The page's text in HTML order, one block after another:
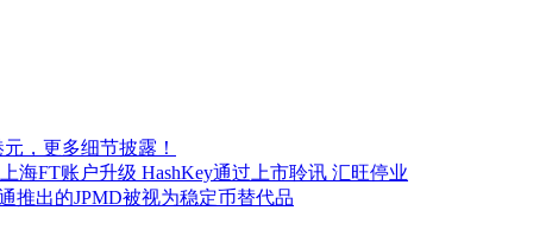
，更多细节披露！
海FT账户升级 HashKey通过上市聆讯 汇旺停业
推出的JPMD被视为稳定币替代品